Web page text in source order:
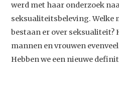
werd met haar onderzoek
seksualiteitsbeleving. Welke
bestaan er over seksualiteit?
mannen en vrouwen
Hebben we een nieuwe